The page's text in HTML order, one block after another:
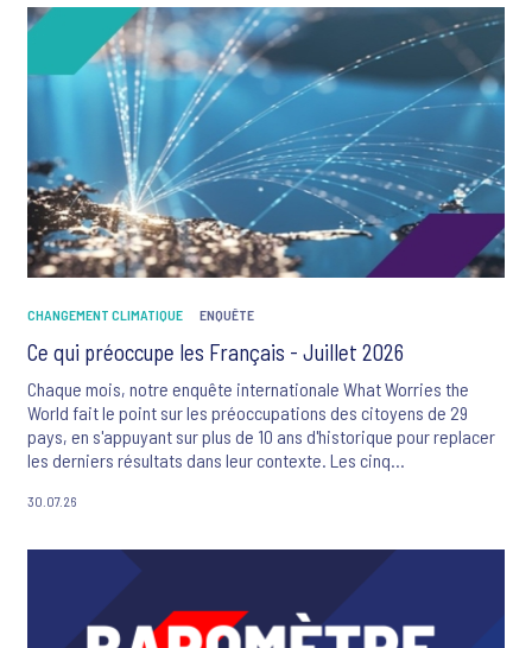
CHANGEMENT CLIMATIQUE ENQUÊTE
Ce qui préoccupe les Français - Juillet 2026
Chaque mois, notre enquête internationale What Worries the
World fait le point sur les préoccupations des citoyens de 29
pays, en s'appuyant sur plus de 10 ans d'historique pour replacer
les derniers résultats dans leur contexte. Les cinq
criminalité et la violence, le changement climatique, l'inflation, le
30.07.26